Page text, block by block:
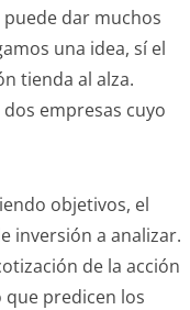
dar muchos
una idea, sí el
tienda al alza.
empresas cuyo
objetivos, el
inversión a analizar.
de la acción
que predicen los